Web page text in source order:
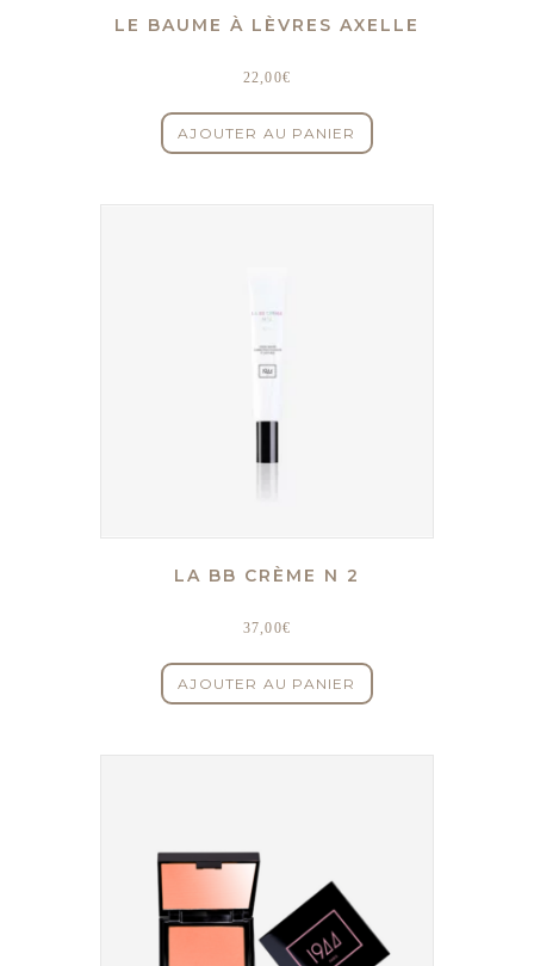
LE BAUME À LÈVRES AXELLE
22,00€
AJOUTER AU PANIER
LA BB CRÈME N 2
37,00€
AJOUTER AU PANIER